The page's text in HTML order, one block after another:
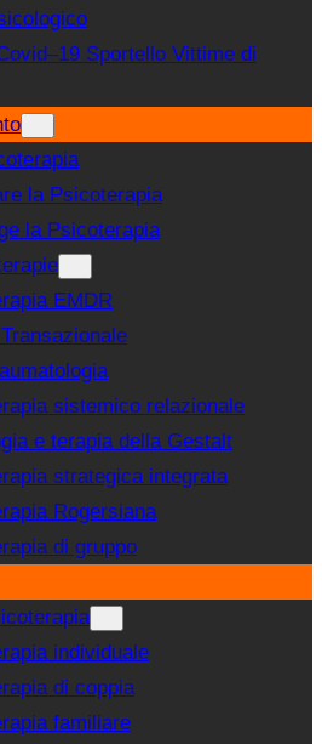
Sportello Vittime di
la Psicoterapia
la Psicoterapia
EMDR
sistemico relazionale
e terapia della Gestalt
strategica integrata
Rogersiana
di gruppo
individuale
di coppia
familiare